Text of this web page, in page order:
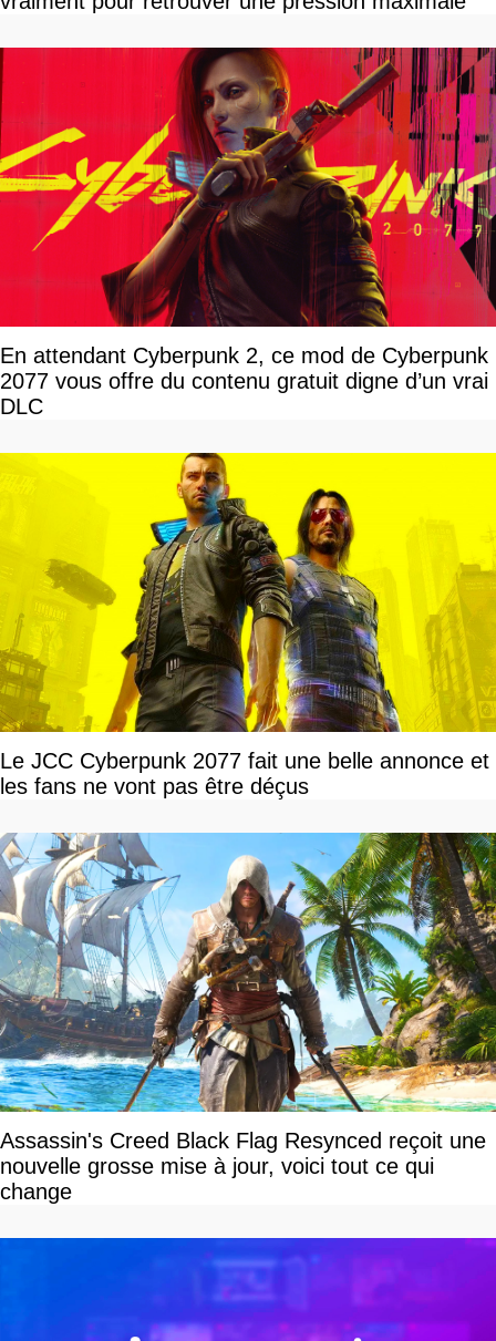
En attendant Cyberpunk 2, ce mod de Cyberpunk
2077 vous offre du contenu gratuit digne d’un vrai
DLC
Le JCC Cyberpunk 2077 fait une belle annonce et
les fans ne vont pas être déçus
Assassin's Creed Black Flag Resynced reçoit une
nouvelle grosse mise à jour, voici tout ce qui
change